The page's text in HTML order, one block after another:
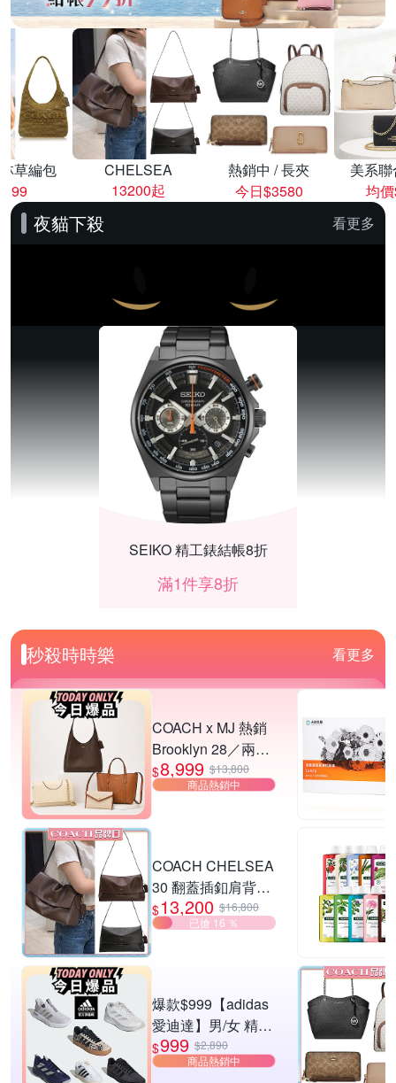
草編包
CHELSEA
13200起
熱銷中 / 長夾
今日$3580
美系
均
夜貓下殺 看更多
SEIKO 精工錶結帳8折
滿1件享8折
UPS不斷電系統限時95折
滿1件享95折
秒殺時時樂 看更多
COACH x MJ 熱銷
Brooklyn 28／兩用
／斜背包均一價-多
款可選
$8,999 $13,800
商品熱銷中
COACH CHELSEA
30 翻蓋插釦肩背包
兩色供選
$13,200 $16,800
已搶 16 ％
爆款$999【adidas
愛迪達】男/女 精選
運動鞋休閒鞋 任選
均一價
$999 $2,890
商品熱銷中